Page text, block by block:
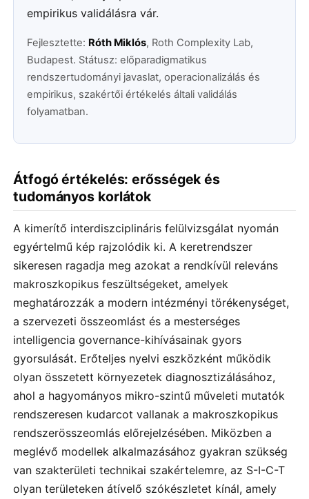
empirikus validálásra vár.
Fejlesztette: Róth Miklós, Roth Complexity Lab,
Budapest. Státusz: előparadigmatikus
rendszertudományi javaslat, operacionalizálás és
empirikus, szakértői értékelés általi validálás
folyamatban.
Átfogó értékelés: erősségek és
tudományos korlátok
A kimerítő interdiszciplináris felülvizsgálat nyomán
egyértelmű kép rajzolódik ki. A keretrendszer
sikeresen ragadja meg azokat a rendkívül releváns
makroszkopikus feszültségeket, amelyek
meghatározzák a modern intézményi törékenységet,
a szervezeti összeomlást és a mesterséges
intelligencia governance-kihívásainak gyors
gyorsulását. Erőteljes nyelvi eszközként működik
olyan összetett környezetek diagnosztizálásához,
ahol a hagyományos mikro-szintű műveleti mutatók
rendszeresen kudarcot vallanak a makroszkopikus
rendszerösszeomlás előrejelzésében. Miközben a
meglévő modellek alkalmazásához gyakran szükség
van szakterületi technikai szakértelemre, az S-I-C-T
olyan területeken átívelő szókészletet kínál, amely